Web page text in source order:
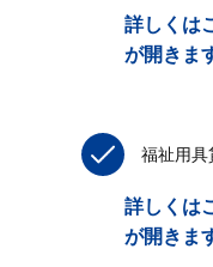
詳しくは
が開きま
福祉用
詳しくは
が開きま